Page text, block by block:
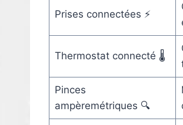
Prises connectées ⚡
Thermostat connecté 🌡
Pinces
ampèremétriques 🔍